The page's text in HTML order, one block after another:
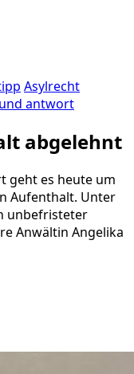
Asylrecht
antwort
abgelehnt
geht es heute um
Aufenthalt. Unter
unbefristeter
Anwältin Angelika